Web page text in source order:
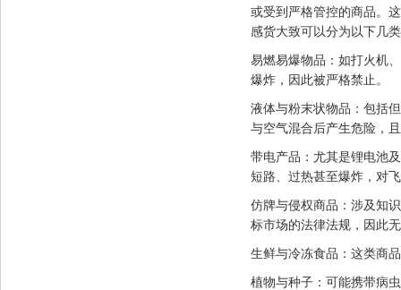
或受到严格管控的商品。
感货大致可以分为以下几
易燃易爆物品：如打火机
爆炸，因此被严格禁止。
液体与粉末状物品：包括
与空气混合后产生危险，
带电产品：尤其是锂电池
短路、过热甚至爆炸，对
仿牌与侵权商品：涉及知
标市场的法律法规，因此
生鲜与冷冻食品：这类商
植物与种子：可能携带病